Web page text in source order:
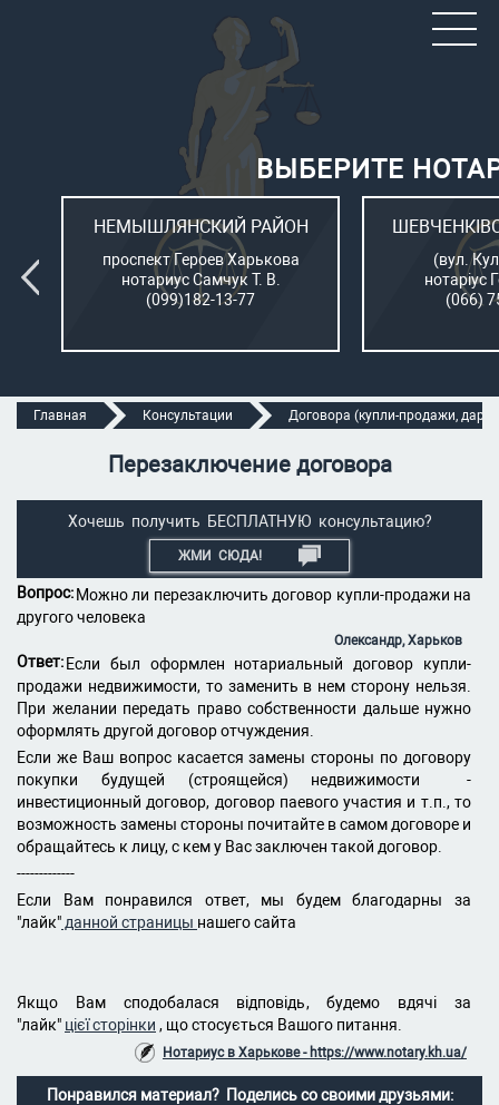
ВЫБЕРИТЕ
НЕМЫШЛЯНСКИЙ РАЙОН
проспект Героев Харькова
нотариус Самчук Т. В.
(099)182-13-77
(вул.
нотаріус
(066)
Главная Консультации Договора (купли-продажи,
Перезаключение договора
Хочешь получить БЕСПЛАТНУЮ консультацию?
ЖМИ СЮДА!
Вопрос: Можно ли перезаключить договор купли-продажи на
другого человека
Олександр, Харьков
Ответ: Если был оформлен нотариальный договор купли-
продажи недвижимости, то заменить в нем сторону нельзя.
При желании передать право собственности дальше нужно
оформлять другой договор отчуждения.
Если же Ваш вопрос касается замены стороны по договору
покупки будущей (строящейся) недвижимости -
инвестиционный договор, договор паевого участия и т.п., то
возможность замены стороны почитайте в самом договоре и
обращайтесь к лицу, с кем у Вас заключен такой договор.
-------------
Если Вам понравился ответ, мы будем благодарны за
"лайк" данной страницы нашего сайта
Якщо Вам сподобалася відповідь, будемо вдячі за
"лайк" цієї сторінки , що стосується Вашого питання.
Нотариус в Харькове - https://www.notary.kh.ua/
Понравился материал? Поделись со своими друзьями: